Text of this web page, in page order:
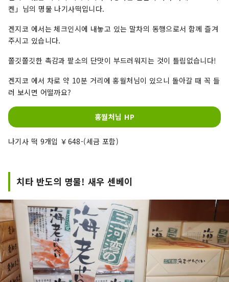
켄」님의 명물 나기사떡입니다.
겐지코 에서는 체크인시에 내놓고 있는 말차의 동행으로서 함께 즐겨
주시고 있습니다.
쫄깃쫄깃한 촉감과 팥소의 단맛이 부드러워지는 것이 틀림없습니다!
겐지코 에서 차로 약 10분 거리에 홍월처님이 있으니 돌아갈 때 꼭 들
러 보시면 어떨까요?
홍월처님 HP
나기사 떡 9개입 ￥648-(세금 포함)
치타 반도의 명물! 새우 센베이